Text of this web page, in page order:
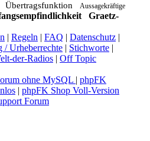
Übertragsfunktion Aussagekräftige
Graetz-
| Regeln | FAQ | Datenschutz |
/ Urheberrechte | Stichworte |
der-Radios | Off Topic
ohne MySQL | phpFK
| phpFK Shop Voll-Version
Forum